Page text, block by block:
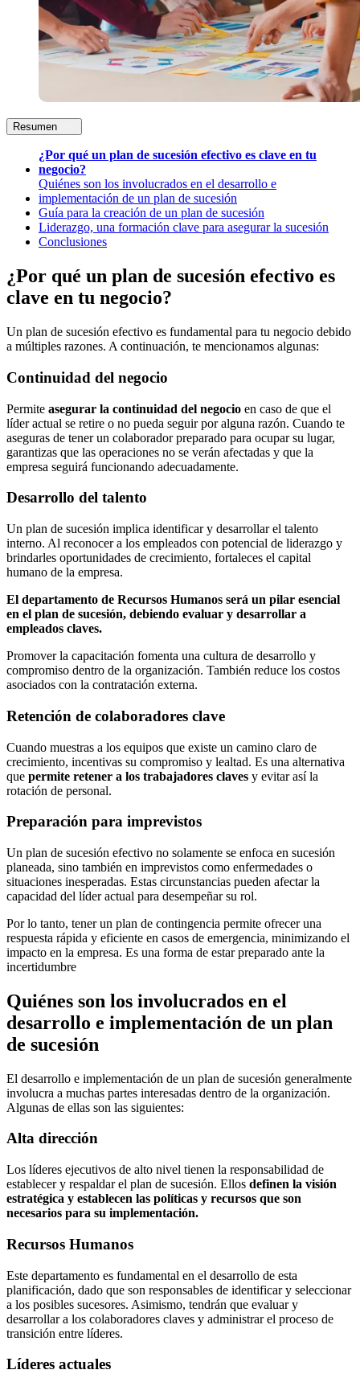
Resumen
¿Por qué un plan de sucesión efectivo es clave en tu
negocio?
Quiénes son los involucrados en el desarrollo e
implementación de un plan de sucesión
Guía para la creación de un plan de sucesión
Liderazgo, una formación clave para asegurar la sucesión
Conclusiones
¿Por qué un plan de sucesión efectivo es
clave en tu negocio?
Un plan de sucesión efectivo es fundamental para tu negocio debido
a múltiples razones. A continuación, te mencionamos algunas:
Continuidad del negocio
Permite asegurar la continuidad del negocio en caso de que el
líder actual se retire o no pueda seguir por alguna razón. Cuando te
aseguras de tener un colaborador preparado para ocupar su lugar,
garantizas que las operaciones no se verán afectadas y que la
empresa seguirá funcionando adecuadamente.
Desarrollo del talento
Un plan de sucesión implica identificar y desarrollar el talento
interno. Al reconocer a los empleados con potencial de liderazgo y
brindarles oportunidades de crecimiento, fortaleces el capital
humano de la empresa.
El departamento de Recursos Humanos será un pilar esencial
en el plan de sucesión, debiendo evaluar y desarrollar a
empleados claves.
Promover la capacitación fomenta una cultura de desarrollo y
compromiso dentro de la organización. También reduce los costos
asociados con la contratación externa.
Retención de colaboradores clave
Cuando muestras a los equipos que existe un camino claro de
crecimiento, incentivas su compromiso y lealtad. Es una alternativa
que permite retener a los trabajadores claves y evitar así la
rotación de personal.
Preparación para imprevistos
Un plan de sucesión efectivo no solamente se enfoca en sucesión
planeada, sino también en imprevistos como enfermedades o
situaciones inesperadas. Estas circunstancias pueden afectar la
capacidad del líder actual para desempeñar su rol.
Por lo tanto, tener un plan de contingencia permite ofrecer una
respuesta rápida y eficiente en casos de emergencia, minimizando el
impacto en la empresa. Es una forma de estar preparado ante la
incertidumbre
Quiénes son los involucrados en el
desarrollo e implementación de un plan
de sucesión
El desarrollo e implementación de un plan de sucesión generalmente
involucra a muchas partes interesadas dentro de la organización.
Algunas de ellas son las siguientes:
Alta dirección
Los líderes ejecutivos de alto nivel tienen la responsabilidad de
establecer y respaldar el plan de sucesión. Ellos definen la visión
estratégica y establecen las políticas y recursos que son
necesarios para su implementación.
Recursos Humanos
Este departamento es fundamental en el desarrollo de esta
planificación, dado que son responsables de identificar y seleccionar
a los posibles sucesores. Asimismo, tendrán que evaluar y
desarrollar a los colaboradores claves y administrar el proceso de
transición entre líderes.
Líderes actuales